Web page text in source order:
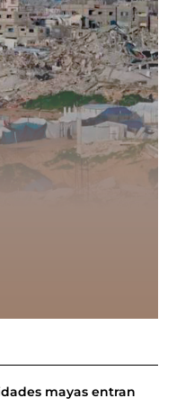
mayas entran